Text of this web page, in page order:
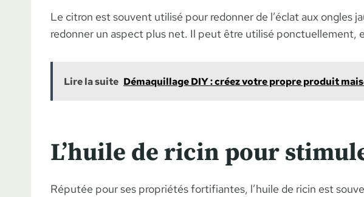
Le citron est souvent utilisé pour redonner de l’éclat aux ongles
redonner un aspect plus net. Il peut être utilisé ponctuellement,
Lire la suite Démaquillage DIY : créez votre propre produit
L’huile de ricin pour
Réputée pour ses propriétés fortifiantes, l’huile de ricin est